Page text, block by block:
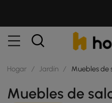
Hogar / Jardín / Muebles de
Muebles de